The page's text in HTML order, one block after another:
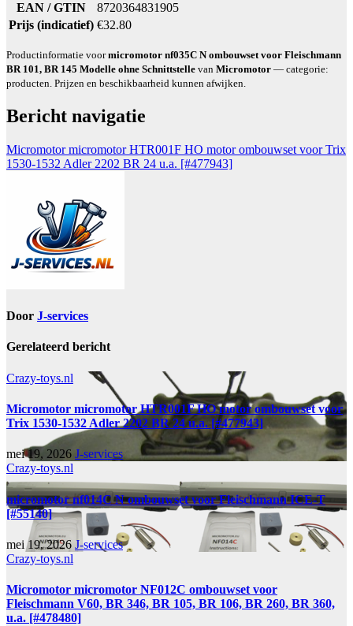
EAN / GTIN
8720364831905
Prijs (indicatief) €32.80
Productinformatie voormicromotor nf035C N ombouwset voor Fleischmann
BR 101, BR 145 Modelle ohne Schnittstelle van Micromotor — categorie:
producten. Prijzen en beschikbaarheid kunnen afwijken.
Bericht navigatie
Micromotor micromotor HTR001F HO motor ombouwset voor Trix
1530-1532 Adler 2202 BR 24 u.a. [#477943]
Door J-services
Gerelateerd bericht
Crazy-toys.nl
Micromotor micromotor HTR001F HO motor ombouwset voor
Trix 1530-1532 Adler 2202 BR 24 u.a. [#477943]
mei 19, 2026 J-services
Crazy-toys.nl
micromotor nf014C N ombouwset voor Fleischmann ICE-T
[#55140]
mei 19, 2026 J-services
Crazy-toys.nl
Micromotor micromotor NF012C ombouwset voor
Fleischmann V60, BR 346, BR 105, BR 106, BR 260, BR 360,
u.a. [#478480]